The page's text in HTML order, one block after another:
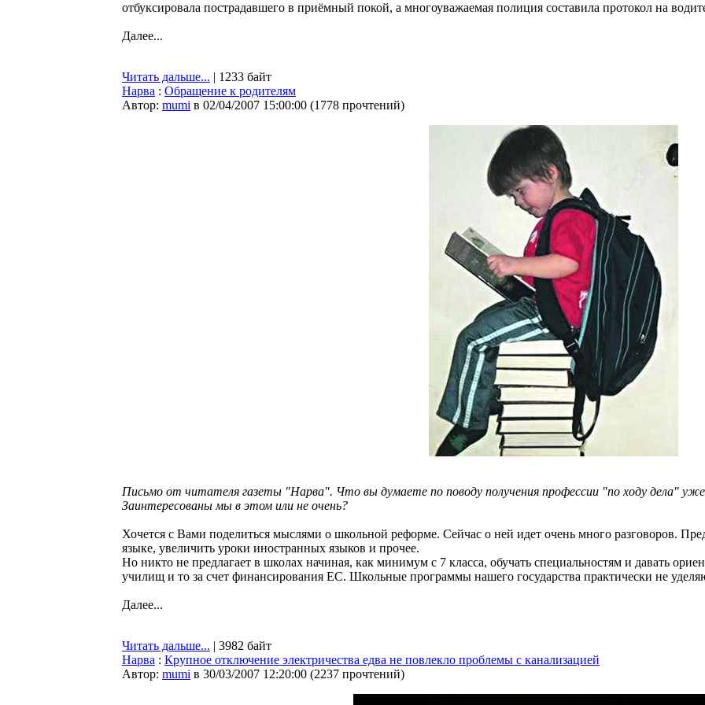
отбуксировала пострадавшего в приёмный покой, а многоуважаемая полиция составила протокол на
Далее...
Читать дальше... | 1233 байт
Нарва : Обращение к родителям
Автор: mumi в 02/04/2007 15:00:00 (1778 прочтений)
Письмо от читателя газеты "Нарва". Что вы думаете по поводу получения профессии "по ходу дела"
Заинтересованы мы в этом или не очень?
Хочется с Вами поделиться мыслями о школьной реформе. Сейчас о ней идет очень много разговоров.
языке, увеличить уроки иностранных языков и прочее.
Но никто не предлагает в школах начиная, как минимум с 7 класса, обучать специальностям и давать
училищ и то за счет финансирования ЕС. Школьные программы нашего государства практически не
Далее...
Читать дальше... | 3982 байт
Нарва : Крупное отключение электричества едва не повлекло проблемы с канализацией
Автор: mumi в 30/03/2007 12:20:00 (2237 прочтений)